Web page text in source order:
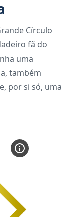
Círculo
fã do
uma
também
por si só, uma